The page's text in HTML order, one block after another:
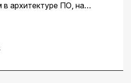
архитектуре ПО, на
как ИИ помогает
работу на всех этапах:
готовых артефактов для